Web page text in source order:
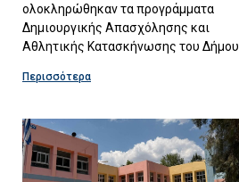
ολοκληρώθηκαν τα προγράμματα
Δημιουργικής Απασχόλησης και
Αθλητικής Κατασκήνωσης του Δήμου
Περισσότερα